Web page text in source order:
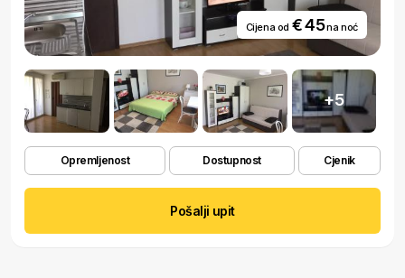
Cijena od € 45na noć
+5
Opremljenost Dostupnost Cjenik
Pošalji upit